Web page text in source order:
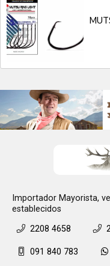
Importador Mayorista,
establecidos
2208 4658
091 840 783